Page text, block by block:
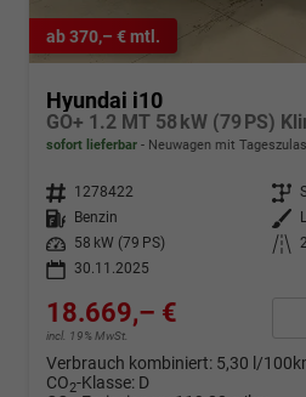
ab 370,– € mtl.
Hyundai i10
sofort lieferbar Neuwagen mit
Fahrzeugnr. 1278422 Getriebe
Kraftstoff
Benzin Außenfarbe
Leistung
58 kW (79 PS) Kilometerstand
30.11.2025
18.669,– €
incl. 19% MwSt.
Verbrauch kombiniert: 5,30 l/
CO2-Klasse: D